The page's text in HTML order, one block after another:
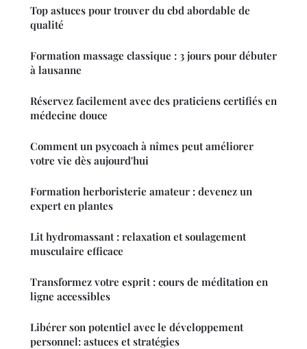
Top astuces pour trouver du cbd abordable de
qualité
Formation massage classique : 3 jours pour débuter
à lausanne
Réservez facilement avec des praticiens certifiés en
médecine douce
Comment un psycoach à nîmes peut améliorer
votre vie dès aujourd'hui
Formation herboristerie amateur : devenez un
expert en plantes
Lit hydromassant : relaxation et soulagement
musculaire efficace
Transformez votre esprit : cours de méditation en
ligne accessibles
Libérer son potentiel avec le développement
personnel: astuces et stratégies